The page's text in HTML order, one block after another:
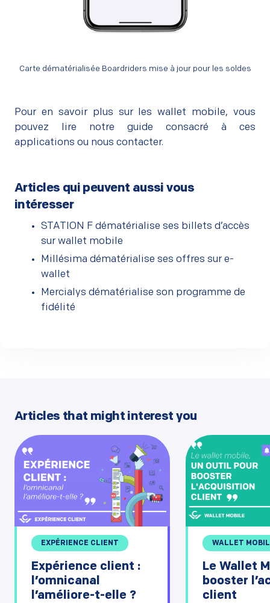
Carte dématérialisée Boardriders mise à jour pour les soldes
Pour en savoir plus sur les wallet mobile, vous
pouvez lire notre guide consacré à ces
applications ou nous contacter.
Articles qui peuvent aussi vous
intéresser
STATION F dématérialise ses billets d’accès
sur wallet mobile
Millésima dématérialise ses offres sur e-
wallet
Mercialys dématérialise son programme de
fidélité
Articles that might interest you
EXPÉRIENCE CLIENT
Expérience client :
l’omnicanal
l’améliore-t-elle ?
WALLET
Le Wallet
booster
client